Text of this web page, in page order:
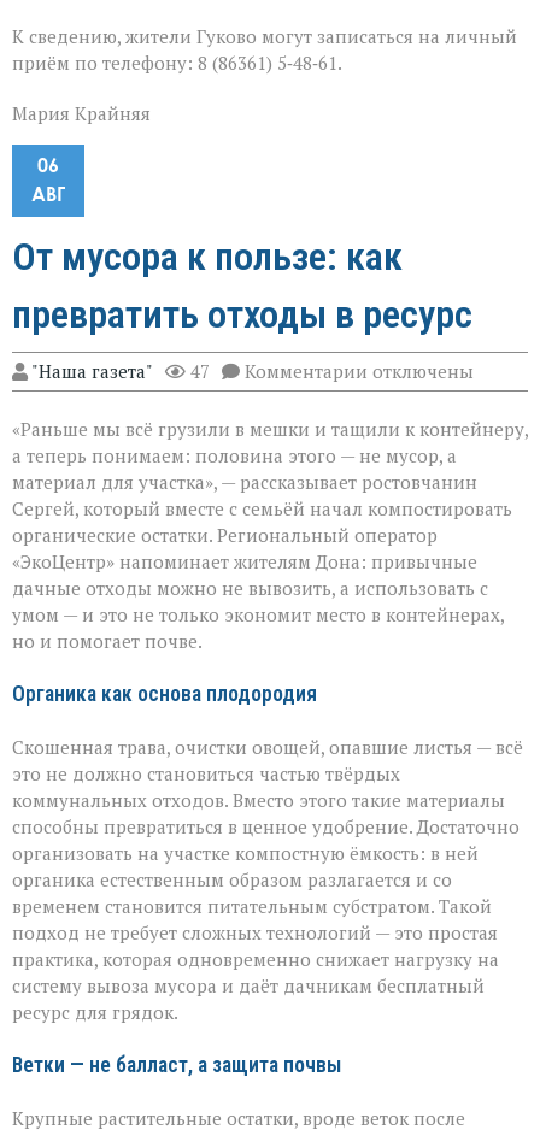
К сведению, жители Гуково могут записаться на личный
приём по телефону: 8 (86361) 5‑48‑61.
Мария Крайняя
06
АВГ
От мусора к пользе: как
превратить отходы в ресурс
"Наша газета" 47 Комментарии к
записи
мусора
к
пользе:
как
превратить
отходы
в
ресурс
отключены
«Раньше мы всё грузили в мешки и тащили к контейнеру,
а теперь понимаем: половина этого — не мусор, а
материал для участка», — рассказывает ростовчанин
Сергей, который вместе с семьёй начал компостировать
органические остатки. Региональный оператор
«ЭкоЦентр» напоминает жителям Дона: привычные
дачные отходы можно не вывозить, а использовать с
умом — и это не только экономит место в контейнерах,
но и помогает почве.
Органика как основа плодородия
Скошенная трава, очистки овощей, опавшие листья — всё
это не должно становиться частью твёрдых
коммунальных отходов. Вместо этого такие материалы
способны превратиться в ценное удобрение. Достаточно
организовать на участке компостную ёмкость: в ней
органика естественным образом разлагается и со
временем становится питательным субстратом. Такой
подход не требует сложных технологий — это простая
практика, которая одновременно снижает нагрузку на
систему вывоза мусора и даёт дачникам бесплатный
ресурс для грядок.
Ветки — не балласт, а защита почвы
Крупные растительные остатки, вроде веток после